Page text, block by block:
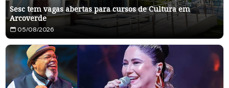
Sesc tem vagas abertas para cursos de Cultura em
Arcoverde
05/08/2026